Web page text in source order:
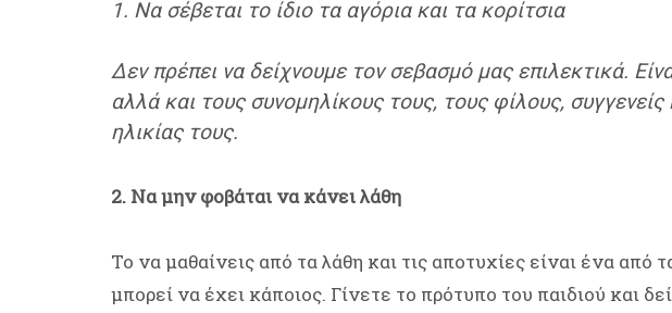
1. Να σέβεται το ίδιο τα αγόρια και τα κορίτσια
Δεν πρέπει να δείχνουμε τον σεβασμό μας επιλεκτικά.
αλλά και τους συνομηλίκους τους, τους φίλους,
ηλικίας τους.
2. Να μην φοβάται να κάνει λάθη
Το να μαθαίνεις από τα λάθη και τις αποτυχίες είναι ένα από
μπορεί να έχει κάποιος. Γίνετε το πρότυπο του παιδιού και